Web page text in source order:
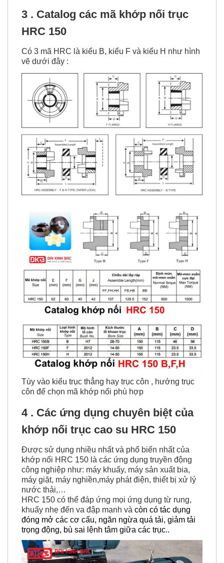
3 . Catalog các mã khớp nối trục
HRC 150
Có 3 mã HRC là kiểu B, kiểu F và kiểu H như hình
vẽ dưới đây :
Tùy vào kiểu trục thẳng hay trục côn , hướng trục
côn để chọn mã khớp nối phù hợp
4 . Các ứng dụng chuyên biệt của
khớp nối trục cao su HRC 150
Được sử dụng nhiều nhất và phổ biến nhất của
khớp nối HRC 150 là các ứng dụng truyền động
công nghiệp như: máy khuấy, máy sản xuất bia,
máy giặt, máy nghiền,máy phát điện, thiết bị xử lý
nước thải,…
HRC 150 có thể đáp ứng mọi ứng dụng từ rung,
khuấy nhẹ đến va đập mạnh và còn có tác dụng
đóng mở các cơ cấu, ngăn ngừa quá tải, giảm tải
trọng động, bù sai lệnh tâm giữa các trục..